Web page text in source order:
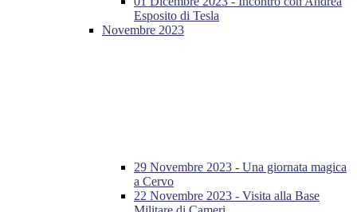
Esposito di Tesla
Novembre 2023
29 Novembre 2023 - Una giornata magica
a Cervo
22 Novembre 2023 - Visita alla Base